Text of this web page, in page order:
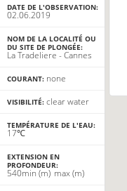
DATE DE L'OBSERVATION:
02.06.2019
NOM DE LA LOCALITÉ OU
DU SITE DE PLONGÉE:
La Tradeliere - Cannes
COURANT: none
VISIBILITÉ: clear water
TEMPÉRATURE DE L'EAU:
17℃
EXTENSION EN
PROFONDEUR:
min
5 (m) max
40 (m)